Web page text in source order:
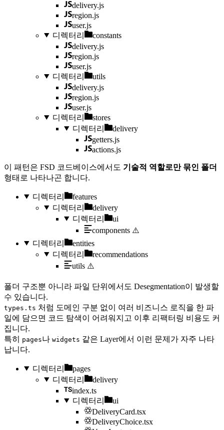
delivery.js
region.js
user.js
디렉터리
constants
delivery.js
region.js
user.js
디렉터리
utils
delivery.js
region.js
user.js
디렉터리
stores
디렉터리
delivery
getters.js
actions.js
이 패턴은 FSD 코드베이스에서도 기술적 역할로만 묶인 폴더
형태로 나타나곤 합니다.
디렉터리
features
디렉터리
delivery
디렉터리
ui
components ⚠️
디렉터리
entities
디렉터리
recommendations
utils ⚠️
폴더 구조뿐 아니라 파일 단위에서도 Desegmentation이 발생할
수 있습니다.
types.ts 처럼 도메인 구분 없이 여러 비즈니스 로직을 한 파
일에 담으면 코드 탐색이 어려워지고 이후 리팩터링 비용도 커
집니다.
특히
pages나 widgets 같은 Layer에서 이런 문제가 자주 나타
납니다.
디렉터리
pages
디렉터리
delivery
index.ts
디렉터리
ui
DeliveryCard.tsx
DeliveryChoice.tsx